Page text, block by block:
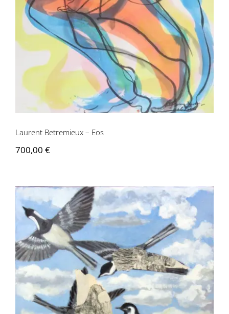
Contactez-nous
Laurent Betremieux – Eos
700,00 €